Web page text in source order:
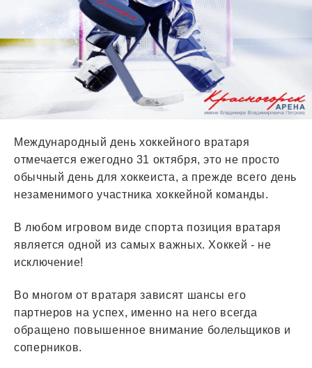
Международный день хоккейного вратаря
отмечается ежегодно 31 октября, это не просто
обычный день для хоккеиста, а прежде всего день
незаменимого участника хоккейной команды.
В любом игровом виде спорта позиция вратаря
является одной из самых важных. Хоккей - не
исключение!
Во многом от вратаря зависят шансы его
партнеров на успех, именно на него всегда
обращено повышенное внимание болельщиков и
соперников.